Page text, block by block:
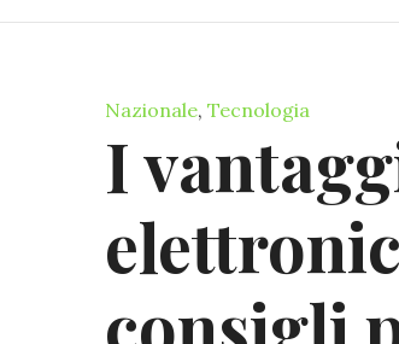
Nazionale, Tecnologia
I